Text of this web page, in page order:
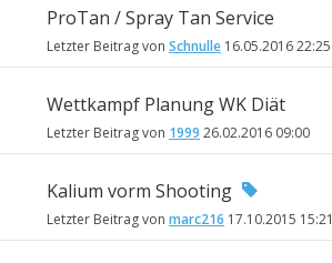
ProTan / Spray Tan Service
Letzter Beitrag von Schnulle 16.05.201622:25
Wettkampf Planung WK Diät
Letzter Beitrag von 1999 26.02.2016 09:00
Kalium vorm Shooting
Letzter Beitrag von marc216 17.10.2015 15:21